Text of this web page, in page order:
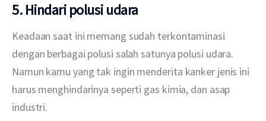
5. Hindari polusi udara
Keadaan saat ini memang sudah terkontaminasi
dengan berbagai polusi salah satunya polusi udara.
Namun kamu yang tak ingin menderita kanker jenis ini
harus menghindarinya seperti gas kimia, dan asap
industri.